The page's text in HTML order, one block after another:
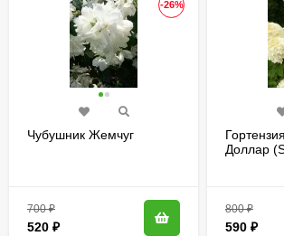
-26%
Чубушник Жемчуг
700₽
520 ₽
Доллар
800₽
590 ₽